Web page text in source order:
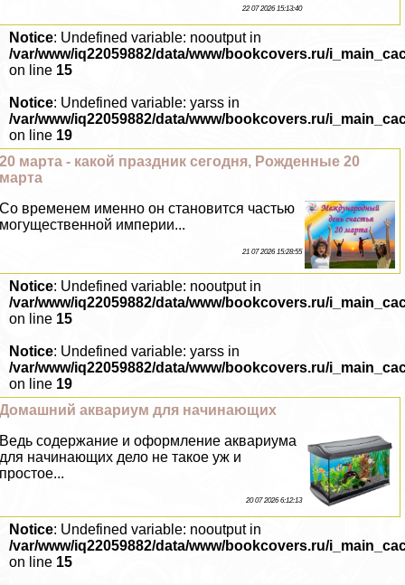
22 07 2026 15:13:40
Notice: Undefined variable: nooutput in
/var/www/iq22059882/data/www/bookcovers.ru/
on line 15
Notice: Undefined variable: yarss in
/var/www/iq22059882/data/www/bookcovers.ru/
on line 19
20 марта - какой праздник сегодня, Рожденные 20
марта
Со временем именно он становится частью
могущественной империи...
21 07 2026 15:28:55
Notice: Undefined variable: nooutput in
/var/www/iq22059882/data/www/bookcovers.ru/
on line 15
Notice: Undefined variable: yarss in
/var/www/iq22059882/data/www/bookcovers.ru/
on line 19
Домашний аквариум для начинающих
Ведь содержание и оформление аквариума
для начинающих дело не такое уж и
простое...
20 07 2026 6:12:13
Notice: Undefined variable: nooutput in
/var/www/iq22059882/data/www/bookcovers.ru/
on line 15